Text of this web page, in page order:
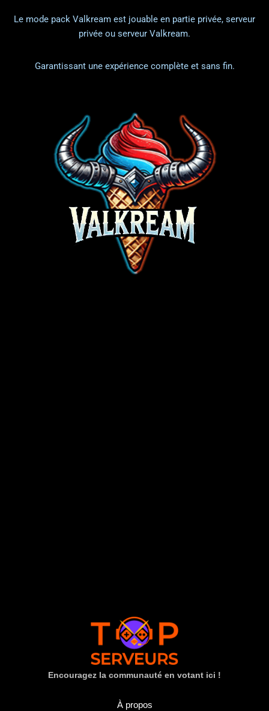
Le mode pack Valkream est jouable en partie privée, serveur
privée ou serveur Valkream.
Garantissant une expérience complète et sans fin.
Encouragez la communauté en votant ici !
À propos